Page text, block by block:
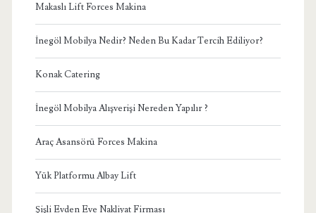
Makaslı Lift Forces Makina
İnegöl Mobilya Nedir? Neden Bu Kadar Tercih Ediliyor?
Konak Catering
İnegöl Mobilya Alışverişi Nereden Yapılır ?
Araç Asansörü Forces Makina
Yük Platformu Albay Lift
Şişli Evden Eve Nakliyat Firması